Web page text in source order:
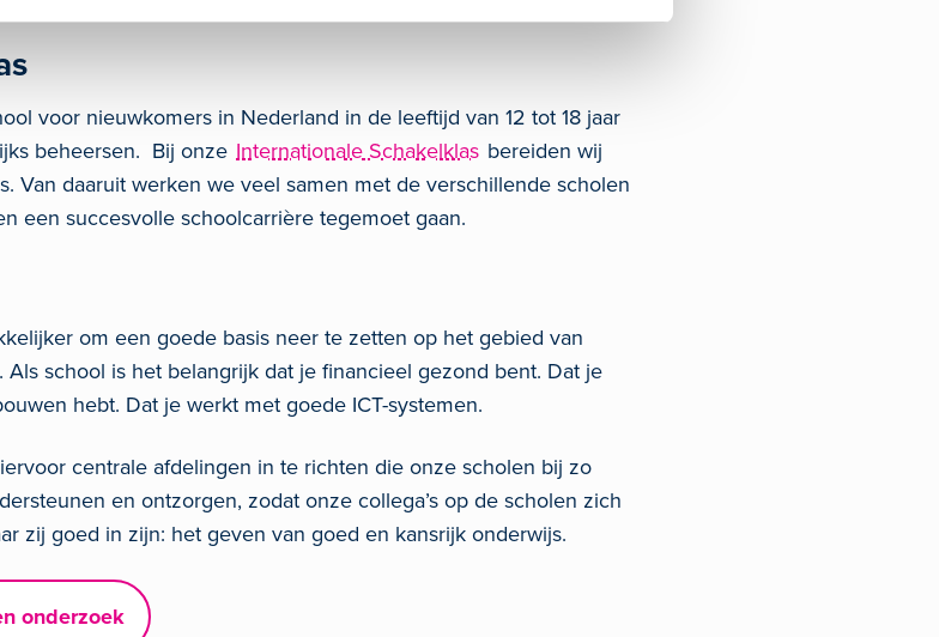
voor nieuwkomers in Nederland in de leeftijd van 12 tot 18 jaar
beheersen. Bij onze Internationale Schakelklas bereiden wij
Van daaruit werken we veel samen met de verschillende scholen
een succesvolle schoolcarrière tegemoet gaan.
om een goede basis neer te zetten op het gebied van
school is het belangrijk dat je financieel gezond bent. Dat je
hebt. Dat je werkt met goede ICT-systemen.
centrale afdelingen in te richten die onze scholen bij zo
en ontzorgen, zodat onze collega’s op de scholen zich
zij goed in zijn: het geven van goed en kansrijk onderwijs.
onderzoek